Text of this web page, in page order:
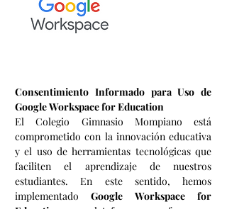
Consentimiento Informado para Uso de
Google Workspace for Education
El Colegio Gimnasio Mompiano está
comprometido con la innovación educativa
y el uso de herramientas tecnológicas que
faciliten el aprendizaje de nuestros
estudiantes. En este sentido, hemos
implementado Google Workspace for